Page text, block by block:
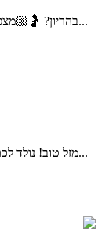
בהריון? 🤰🏼מצפים לבן?ויש לכם הרבה שאלות וחששות לגבי ברית המילה;האם זה כואב? האם זה מסוכן? איך בוחרים מוהל? על מה צריך להקפיד? שלום אני דוד דדון, מוהל מוסמך, ומוהל במשרד הבטחון...
מזל טוב! נולד לכם בן!נאמר לכם ע"י הצוות הרפואי שיש לו היפוספדיאס (נולד חצי/נימול)ויש לקבוע תור לאורולוג ילדים.ברית המילה אמורה להתקיים עוד מספר ימים, עולים לכם הרבה שאלות וחששות,מה ההשלכות...